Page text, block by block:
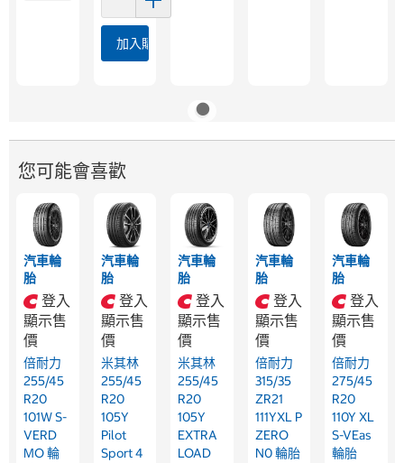
加入購物車
您可能會喜歡
汽車輪
胎
登入
顯示售
價
倍耐力
255/45
R20
101W S-
VERD
MO 輪
汽車輪
胎
登入
顯示售
價
米其林
255/45
R20
105Y
Pilot
Sport 4
汽車輪
胎
登入
顯示售
價
米其林
255/45
R20
105Y
EXTRA
LOAD
汽車輪
胎
登入
顯示售
價
倍耐力
315/35
ZR21
111YXL P
ZERO
N0 輪胎
汽車輪
胎
登入
顯示售
價
倍耐力
275/45
R20
110Y XL
S-VEas
輪胎